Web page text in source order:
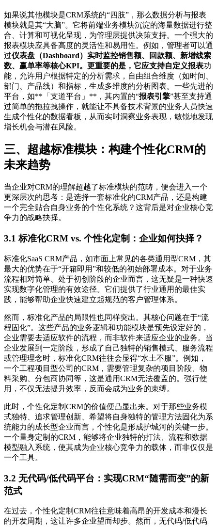
如果说其他模块是CRM系统的“四肢”，那么数据分析与报表
模块就是其“大脑”。它将前端业务模块沉淀的海量数据进行整
合、计算和可视化呈现，为管理层提供决策支持。一个强大的
报表模块应具备高度的灵活性和易用性。例如，管理者可以通
过仪表盘（Dashboard） 实时监控销售额、回款额、新增线索
数、赢单率等核心KPI。更重要的是，它应支持自定义报表功
能，允许用户根据特定的分析需求，自由组合维度（如时间、
部门、产品线）和指标，生成多维度的分析图表。一些先进的
平台，如**「支道平台」**，其内置的“报表引擎”甚至支持通
过简单的拖拉拽操作，就能让不具备技术背景的业务人员快速
生成个性化的数据看板，从而实时洞察业务表现，敏锐地发现
增长机会与潜在风险。
三、超越标准模块：构建个性化CRM的
未来趋势
当企业对CRM的理解超越了标准模块的范畴，便会进入一个
更深层次的思考：是选择一套标准化的CRM产品，还是构建
一个完全贴合自身业务的个性化系统？这背后是对企业核心竞
争力的战略抉择。
3.1 标准化CRM vs. 个性化定制：企业如何抉择？
标准化SaaS CRM产品，如市面上常见的各类通用型CRM，其
最大的优势在于“开箱即用”和较低的初始部署成本。对于业务
流程相对简单、处于初创阶段的企业而言，这无疑是一种快速
实现数字化管理的有效途径。它们提供了行业通用的最佳实
践，能够帮助企业快速建立起规范的客户管理体系。
然而，标准化产品的局限性也同样突出。其核心问题在于“流
程固化”。这些产品的业务逻辑和功能模块是预先设定好的，
企业需要去适应软件的流程，而非软件来适应企业的业务。当
企业发展到一定阶段，形成了自己独特的销售模式、服务流程
或管理理念时，标准化CRM往往会显得“水土不服”。例如，
一个工程项目型公司的CRM，需要管理复杂的项目阶段、物
料采购、分包商协同等，这是通用CRM无法覆盖的。强行使
用，不仅无法提升效率，反而会成为业务的束缚。
此时，个性化定制CRM的价值便凸显出来。对于那些业务模
式独特、追求管理创新、希望将自身独特的管理方法固化为系
统能力的成长型企业而言，个性化是形成护城河的关键一步。
一个量身定制的CRM，能够将企业独特的打法、流程和数据
模型融入系统，使其成为企业核心竞争力的载体，而非仅仅是
一个工具。
3.2 无代码/低代码平台：实现CRM“随需而变”的新
范式
在过去，个性化定制CRM往往意味着高昂的开发成本和漫长
的开发周期，这让许多企业望而却步。然而，无代码/低代码